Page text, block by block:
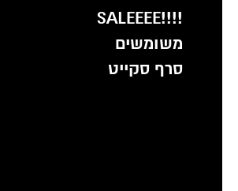
!!!!SALEEEE
משומשים
סרף סקייט